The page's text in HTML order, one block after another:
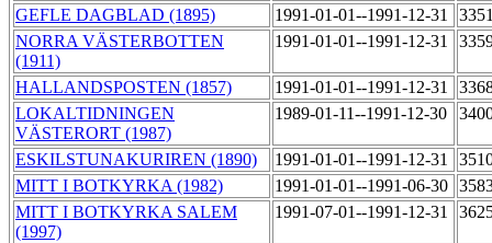
GEFLE DAGBLAD (1895) 1991-01-01--1991-12-31
NORRA VÄSTERBOTTEN
(1911)
1991-01-01--1991-12-31
HALLANDSPOSTEN (1857) 1991-01-01--1991-12-31
LOKALTIDNINGEN
VÄSTERORT (1987)
1989-01-11--1991-12-30
ESKILSTUNAKURIREN (1890) 1991-01-01--1991-12-31
MITT I BOTKYRKA (1982)
1991-01-01--1991-06-30
MITT I BOTKYRKA SALEM
(1997)
1991-07-01--1991-12-31